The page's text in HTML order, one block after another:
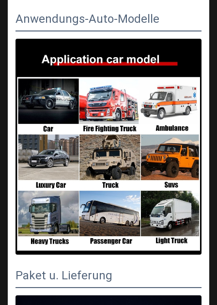
Anwendungs-Auto-Modelle
Paket u. Lieferung